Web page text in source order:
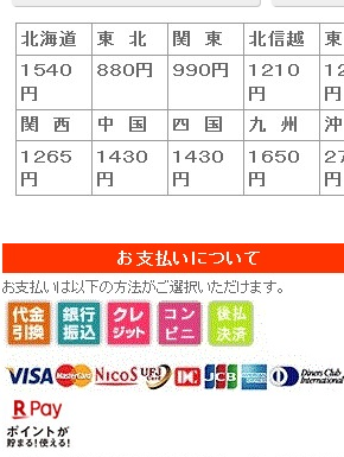
おいしければ、きっと元気が出てきま